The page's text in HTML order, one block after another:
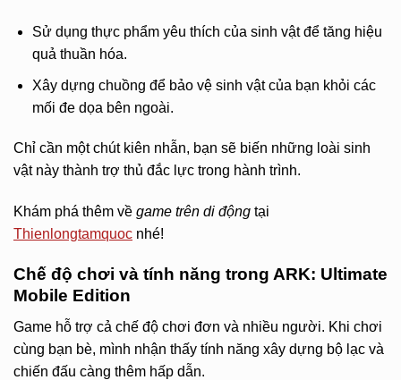
Sử dụng thực phẩm yêu thích của sinh vật để tăng hiệu
quả thuần hóa.
Xây dựng chuồng để bảo vệ sinh vật của bạn khỏi các
mối đe dọa bên ngoài.
Chỉ cần một chút kiên nhẫn, bạn sẽ biến những loài sinh
vật này thành trợ thủ đắc lực trong hành trình.
Khám phá thêm về game trên di động tại
Thienlongtamquoc nhé!
Chế độ chơi và tính năng trong ARK: Ultimate
Mobile Edition
Game hỗ trợ cả chế độ chơi đơn và nhiều người. Khi chơi
cùng bạn bè, mình nhận thấy tính năng xây dựng bộ lạc và
chiến đấu càng thêm hấp dẫn.